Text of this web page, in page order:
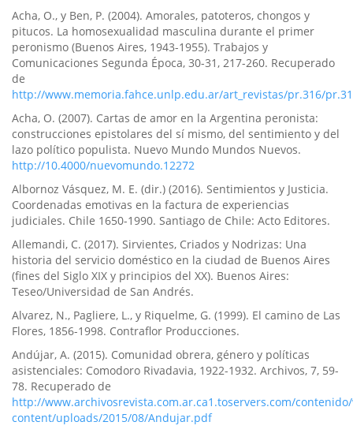
Acha, O., y Ben, P. (2004). Amorales, patoteros, chongos y
pitucos. La homosexualidad masculina durante el primer
peronismo (Buenos Aires, 1943-1955). Trabajos y
Comunicaciones Segunda Época, 30-31, 217-260. Recuperado
de
http://www.memoria.fahce.unlp.edu.ar/art_revistas/pr.316/
Acha, O. (2007). Cartas de amor en la Argentina peronista:
construcciones epistolares del sí­ mismo, del sentimiento y del
lazo polí­tico populista. Nuevo Mundo Mundos Nuevos.
http://10.4000/nuevomundo.12272
Albornoz Vásquez, M. E. (dir.) (2016). Sentimientos y Justicia.
Coordenadas emotivas en la factura de experiencias
judiciales. Chile 1650-1990. Santiago de Chile: Acto Editores.
Allemandi, C. (2017). Sirvientes, Criados y Nodrizas: Una
historia del servicio doméstico en la ciudad de Buenos Aires
(fines del Siglo XIX y principios del XX). Buenos Aires:
Teseo/Universidad de San Andrés.
Alvarez, N., Pagliere, L., y Riquelme, G. (1999). El camino de Las
Flores, 1856-1998. Contraflor Producciones.
Andújar, A. (2015). Comunidad obrera, género y polí­ticas
asistenciales: Comodoro Rivadavia, 1922-1932. Archivos, 7, 59-
78. Recuperado de
http://www.archivosrevista.com.ar.ca1.toservers.com/
content/uploads/2015/08/Andujar.pdf